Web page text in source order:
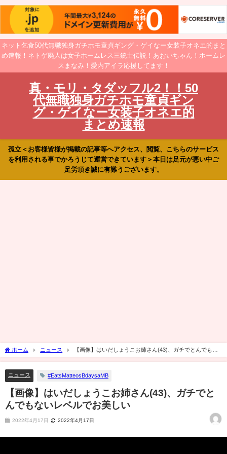
ネット乞食50代無職独身ガチホモ童貞ギング・ゲイなー女装子オネエ的まと
め速報！ネトゲ廃人は女子ホームレス三銃士伝説！あおいちゃん！ホームレ
スまなみ！愛内アイラ応援してます！
真・モリ・タダッフル2！！50
代無職独身ガチホモ童貞ギン
グ・ゲイなー女装子オネエ的
まとめ速報
孤立＜お客様皆様が掲載の記事等へアクセス、閲覧、こちらのサービス
を利用される事でかろうじて運営できています＞本日は足元が悪い中ご
足労頂き誠に有難うございます。
ホーム ニュース
【画像】はいだしょうこお姉さん(43)、ガチでとんでもな
いレベルでお美しい
ニュース #EatsMatteosBdaysaMB
【画像】はいだしょうこお姉さん(43)、ガチでと
んでもないレベルでお美しい
2022年4月17日 2022年4月17日